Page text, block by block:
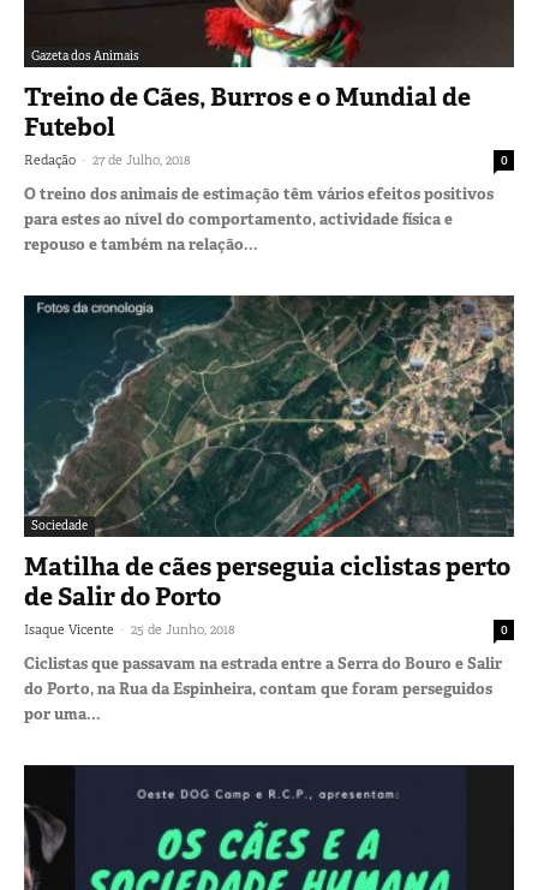
Gazeta dos Animais
Treino de Cães, Burros e o Mundial de
Futebol
Redação - 27 de Julho, 2018 0
O treino dos animais de estimação têm vários efeitos positivos
para estes ao nível do comportamento, actividade física e
repouso e também na relação...
Sociedade
Matilha de cães perseguia ciclistas perto
de Salir do Porto
Isaque Vicente - 25 de Junho, 2018 0
Ciclistas que passavam na estrada entre a Serra do Bouro e Salir
do Porto, na Rua da Espinheira, contam que foram perseguidos
por uma...